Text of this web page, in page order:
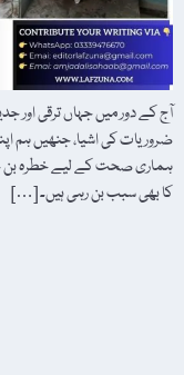
آج کے دور میں جہاں ترقی اور
ضروریات کی اشیا، جنھیں ہم
ہماری صحت کے لیے خطرہ بن
کا بھی سبب بن رہی ہیں۔ […]